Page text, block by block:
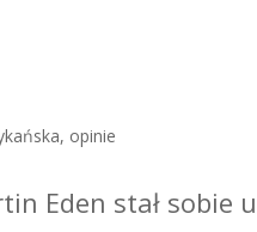
, opinie
Eden stał sobie